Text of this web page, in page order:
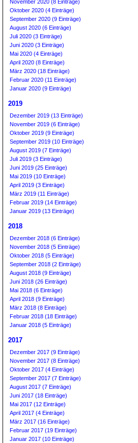
November 2020 (8 Einträge)
Oktober 2020 (4 Einträge)
September 2020 (9 Einträge)
August 2020 (6 Einträge)
Juli 2020 (3 Einträge)
Juni 2020 (3 Einträge)
Mai 2020 (4 Einträge)
April 2020 (8 Einträge)
März 2020 (18 Einträge)
Februar 2020 (11 Einträge)
Januar 2020 (9 Einträge)
2019
Dezember 2019 (13 Einträge)
November 2019 (6 Einträge)
Oktober 2019 (9 Einträge)
September 2019 (10 Einträge)
August 2019 (7 Einträge)
Juli 2019 (3 Einträge)
Juni 2019 (25 Einträge)
Mai 2019 (10 Einträge)
April 2019 (3 Einträge)
März 2019 (11 Einträge)
Februar 2019 (14 Einträge)
Januar 2019 (13 Einträge)
2018
Dezember 2018 (6 Einträge)
November 2018 (5 Einträge)
Oktober 2018 (5 Einträge)
September 2018 (2 Einträge)
August 2018 (9 Einträge)
Juni 2018 (26 Einträge)
Mai 2018 (6 Einträge)
April 2018 (9 Einträge)
März 2018 (8 Einträge)
Februar 2018 (18 Einträge)
Januar 2018 (5 Einträge)
2017
Dezember 2017 (9 Einträge)
November 2017 (8 Einträge)
Oktober 2017 (4 Einträge)
September 2017 (7 Einträge)
August 2017 (7 Einträge)
Juni 2017 (18 Einträge)
Mai 2017 (12 Einträge)
April 2017 (4 Einträge)
März 2017 (16 Einträge)
Februar 2017 (19 Einträge)
Januar 2017 (10 Einträge)